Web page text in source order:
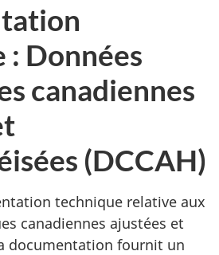
Données
canadiennes
(DCCAH)
technique relative aux
canadiennes ajustées et
documentation fournit un